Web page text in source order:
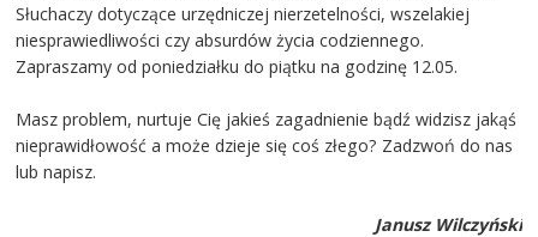
Słuchaczy dotyczące urzędniczej nierzetelności, wszelakiej
niesprawiedliwości czy absurdów życia codziennego.
Zapraszamy od poniedziałku do piątku na godzinę 12.05.
Masz problem, nurtuje Cię jakieś zagadnienie bądź widzisz jakąś
nieprawidłowość a może dzieje się coś złego? Zadzwoń do nas
lub napisz.
Janusz Wilczyński